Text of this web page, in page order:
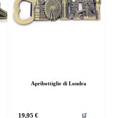
Apribottiglie di Londra
19,95 € 🛒